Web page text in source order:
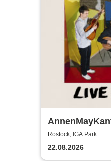
2026
Rostock, IGA Park
22.08.2026